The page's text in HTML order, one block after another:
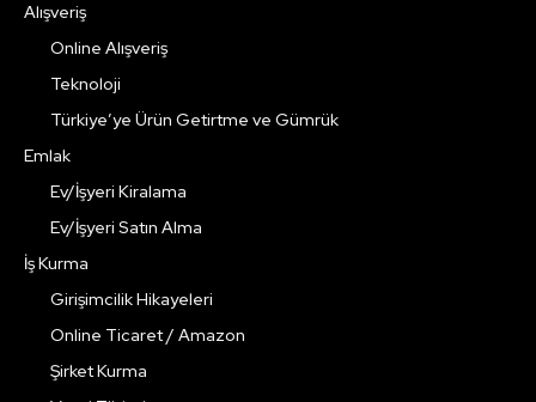
Alışveriş
Online Alışveriş
Teknoloji
Türkiye’ye Ürün Getirtme ve Gümrük
Emlak
Ev/İşyeri Kiralama
Ev/İşyeri Satın Alma
İş Kurma
Girişimcilik Hikayeleri
Online Ticaret / Amazon
Şirket Kurma